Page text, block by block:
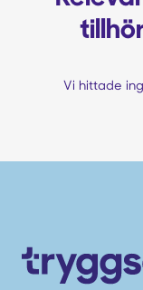
Vi hittade